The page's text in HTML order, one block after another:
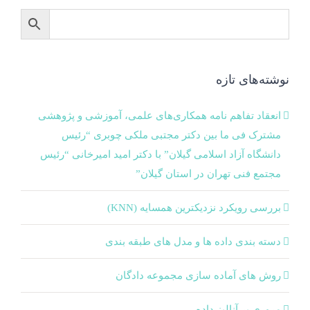
نوشته‌های تازه
انعقاد تفاهم نامه همکاری‌های علمی، آموزشی و پژوهشی
مشترک فی ما بین دکتر مجتبی ملکی چوبری “رئیس
دانشگاه آزاد اسلامی گیلان” با دکتر امید امیرخانی “رئیس
مجتمع فنی تهران در استان گیلان”
بررسی رویکرد نزدیکترین همسایه (KNN)
دسته‌ بندی داده‌ ها و مدل‌ های طبقه‌ بندی
روش های آماده سازی مجموعه دادگان